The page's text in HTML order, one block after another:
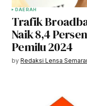
DAERAH
Trafik
Naik 8,4
Pemilu 2024
by Redaksi Lensa